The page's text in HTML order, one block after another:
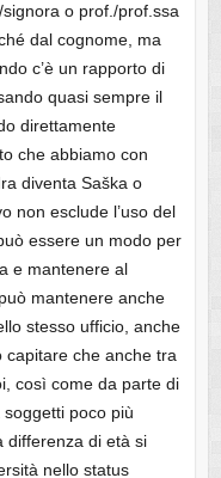
o prof./prof.ssa
dal cognome, ma
c’è un rapporto di
quasi sempre il
direttamente
che abbiamo con
diventa Saška o
non esclude l’uso del
essere un modo per
e mantenere al
mantenere anche
stesso ufficio, anche
che anche tra
così come da parte di
poco più
differenza di età si
nello status